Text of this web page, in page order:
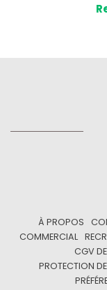
À PROPOS
COMMERCIAL
CGV
PROTECTION